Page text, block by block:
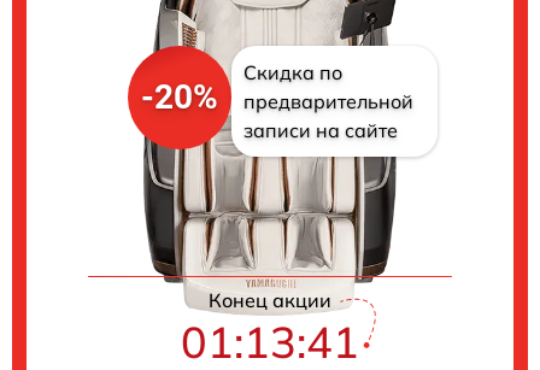
-20%
Скидка по
предварительной
записи на сайте
Цены на ремонт
Конец акции
01:13:40